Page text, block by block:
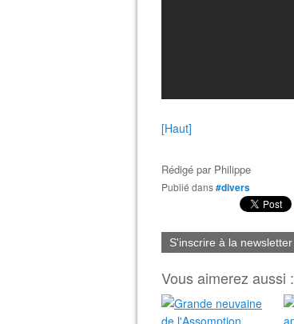
[Haut]
Rédigé par Philippe
Publié dans#divers
S'inscrire à la newsletter
Vous aimerez aussi :